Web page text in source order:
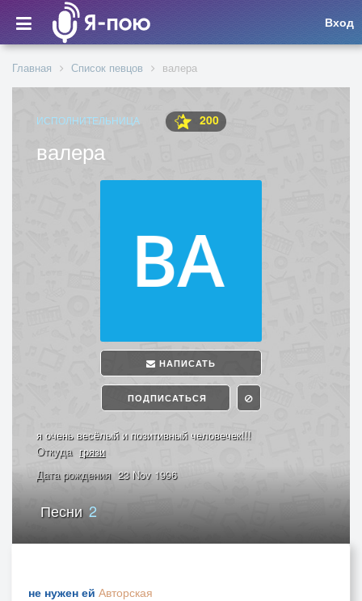
Вход
Главная Список певцов валера
ИСПОЛНИТЕЛЬНИЦА 200
валера
НАПИСАТЬ
ПОДПИСАТЬСЯ
я очень весёлый и позитивный человечек!!!
Откуда грязи
Дата рождения 23 Nov 1996
Песни2
не нужен ей Авторская